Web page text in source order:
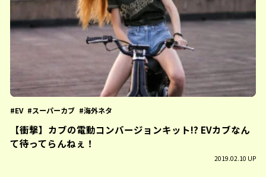
EV スーパーカブ 海外ネタ
【衝撃】カブの電動コンバージョンキット!? EVカブなん
て待ってらんねぇ！
2019.02.10 UP